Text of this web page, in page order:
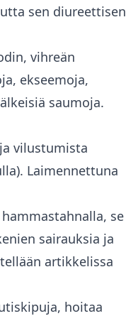
sen diureettisen
vihreän
ekseemoja,
saumoja.
vilustumista
Laimennettuna
se
sairauksia ja
artikkelissa
hoitaa